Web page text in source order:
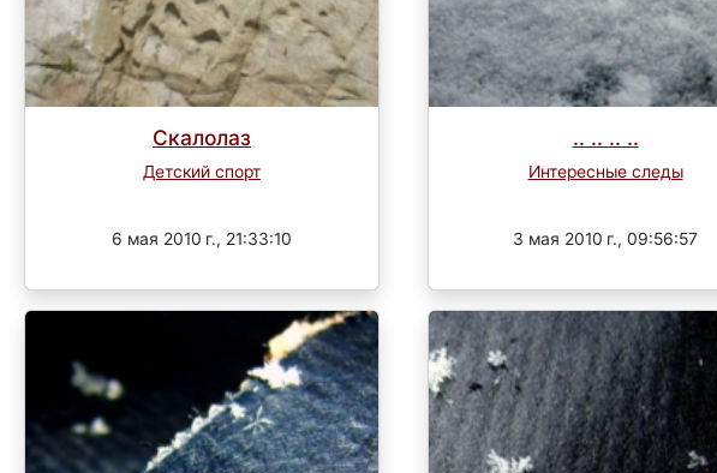
Скалолаз
Детский спорт
6 мая 2010 г., 21:33:10
.. .. .. ..
Интересные следы
3 мая 2010 г., 09:56:57